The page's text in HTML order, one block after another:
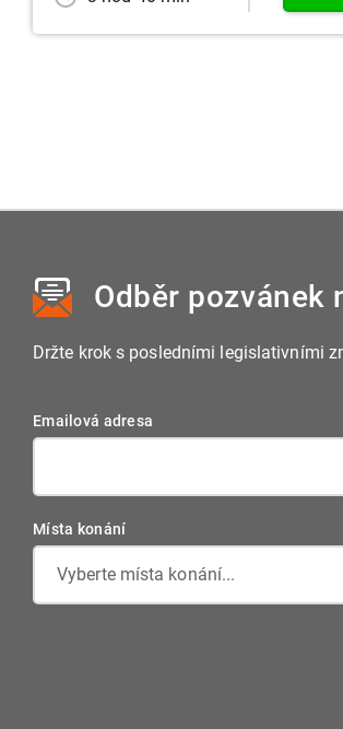
Odběr pozvánek
Držte krok s posledními legislativními
Emailová adresa
Místa konání
Vyberte místa konání...